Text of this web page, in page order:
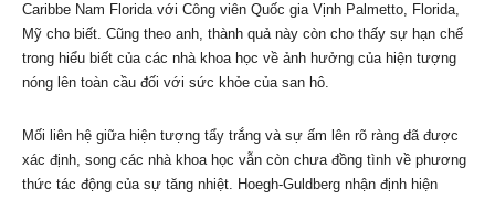
Caribbe Nam Florida với Công viên Quốc gia Vịnh Palmetto, Florida,
Mỹ cho biết. Cũng theo anh, thành quả này còn cho thấy sự hạn chế
trong hiểu biết của các nhà khoa học về ảnh hưởng của hiện tượng
nóng lên toàn cầu đối với sức khỏe của san hô.
Mối liên hệ giữa hiện tượng tẩy trắng và sự ấm lên rõ ràng đã được
xác định, song các nhà khoa học vẫn còn chưa đồng tình về phương
thức tác động của sự tăng nhiệt. Hoegh-Guldberg nhận định hiện